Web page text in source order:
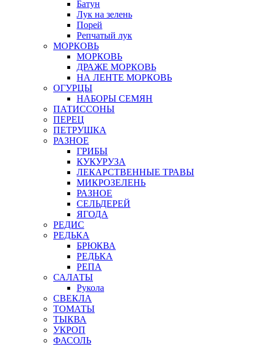
Батун
Лук на зелень
Порей
Репчатый лук
МОРКОВЬ
МОРКОВЬ
ДРАЖЕ МОРКОВЬ
НА ЛЕНТЕ МОРКОВЬ
ОГУРЦЫ
НАБОРЫ СЕМЯН
ПАТИССОНЫ
ПЕРЕЦ
ПЕТРУШКА
РАЗНОЕ
ГРИБЫ
КУКУРУЗА
ЛЕКАРСТВЕННЫЕ ТРАВЫ
МИКРОЗЕЛЕНЬ
РАЗНОЕ
СЕЛЬДЕРЕЙ
ЯГОДА
РЕДИС
РЕДЬКА
БРЮКВА
РЕДЬКА
РЕПА
САЛАТЫ
Рукола
СВЕКЛА
ТОМАТЫ
ТЫКВА
УКРОП
ФАСОЛЬ